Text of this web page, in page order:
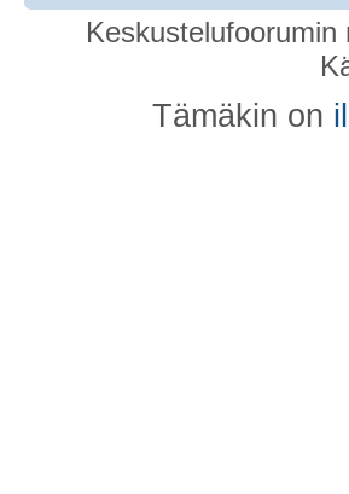
Tämäkin on